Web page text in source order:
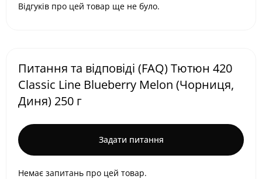
Відгуків про цей товар ще не було.
Питання та відповіді (FAQ) Тютюн 420
Classic Line Blueberry Melon (Чорниця,
Диня) 250 г
Задати питання
Немає запитань про цей товар.